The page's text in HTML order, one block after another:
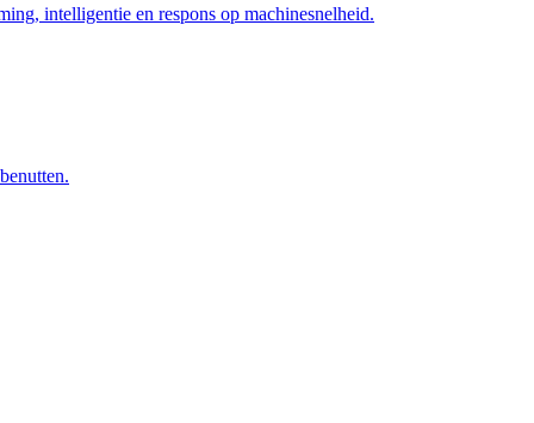
intelligentie en respons op machinesnelheid.